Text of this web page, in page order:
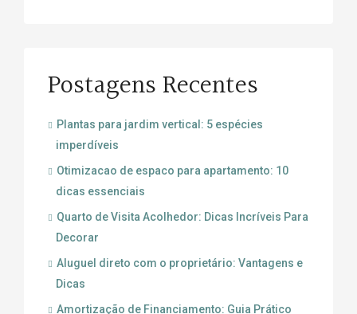
Postagens Recentes
Plantas para jardim vertical: 5 espécies
imperdíveis
Otimizacao de espaco para apartamento: 10
dicas essenciais
Quarto de Visita Acolhedor: Dicas Incríveis Para
Decorar
Aluguel direto com o proprietário: Vantagens e
Dicas
Amortização de Financiamento: Guia Prático